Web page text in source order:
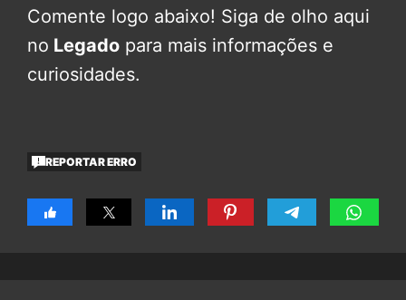
Comente logo abaixo! Siga de olho aqui
no Legado para mais informações e
curiosidades.
REPORTAR ERRO